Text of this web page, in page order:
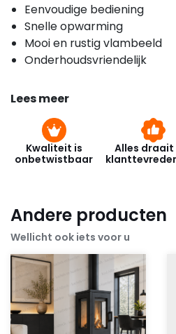
Eenvoudige bediening
Snelle opwarming
Mooi en rustig vlambeeld
Onderhoudsvriendelijk
Lees meer
Kwaliteit is
onbetwistbaar
Alles draait
Andere producten
Wellicht ook iets voor u